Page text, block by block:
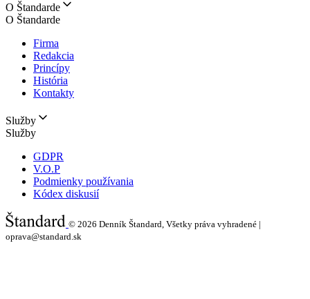
O Štandarde
O Štandarde
Firma
Redakcia
Princípy
História
Kontakty
Služby
Služby
GDPR
V.O.P
Podmienky používania
Kódex diskusií
© 2026 Denník Štandard, Všetky práva vyhradené |
oprava@standard.sk